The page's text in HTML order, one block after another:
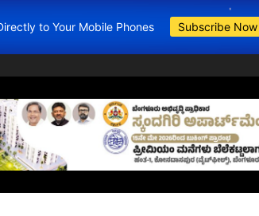
to Your Mobile Phones Subscribe Now
BDA Apartments